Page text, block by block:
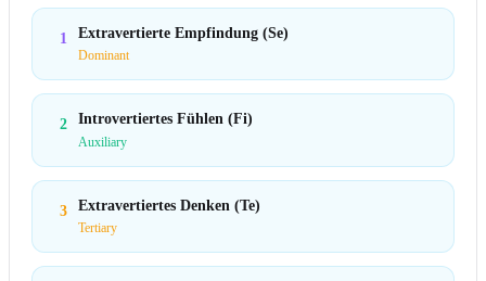
1 Extravertierte Empfindung (Se)
Dominant
2 Introvertiertes Fühlen (Fi)
Auxiliary
3 Extravertiertes Denken (Te)
Tertiary